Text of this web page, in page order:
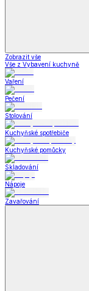
Zobrazit vše
Vše z Vybavení kuchyně
Vaření
Pečení
Stolování
Kuchyňské spotřebiče
Kuchyňské pomůcky
Skladování
Nápoje
Zavařování